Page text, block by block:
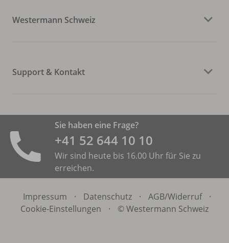
Westermann Schweiz
Support & Kontakt
Sie haben eine Frage?
+41 52 644 10 10
Wir sind heute bis 16.00 Uhr für Sie zu
erreichen.
Impressum · Datenschutz · AGB/Widerruf
·
Cookie-Einstellungen
· © Westermann Schweiz